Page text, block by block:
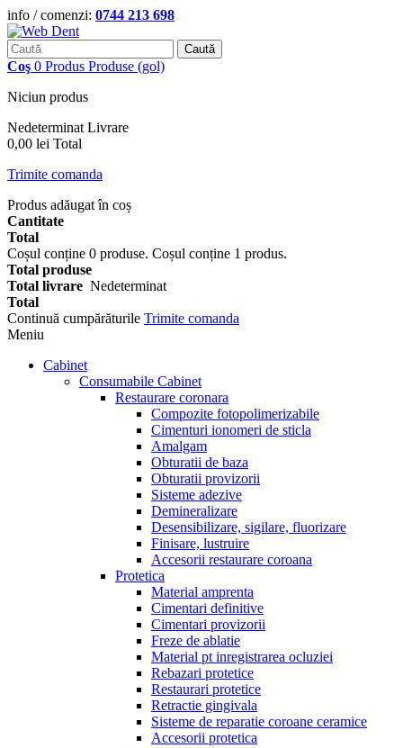
info / comenzi: 0744 213 698
Caută
Coş 0 Produs Produse (gol)
Niciun produs
Nedeterminat Livrare
0,00 lei Total
Trimite comanda
Produs adăugat în coș
Cantitate
Total
Coșul conține 0 produse. Coșul conține 1 produs.
Total produse
Total livrare Nedeterminat
Total
Continuă cumpărăturile Trimite comanda
Meniu
Cabinet
Consumabile Cabinet
Restaurare coronara
Compozite fotopolimerizabile
Cimenturi ionomeri de sticla
Amalgam
Obturatii de baza
Obturatii provizorii
Sisteme adezive
Demineralizare
Desensibilizare, sigilare, fluorizare
Finisare, lustruire
Accesorii restaurare coroana
Protetica
Material amprenta
Cimentari definitive
Cimentari provizorii
Freze de ablatie
Material pt inregistrarea ocluziei
Rebazari protetice
Restaurari protetice
Retractie gingivala
Sisteme de reparatie coroane ceramice
Accesorii protetica